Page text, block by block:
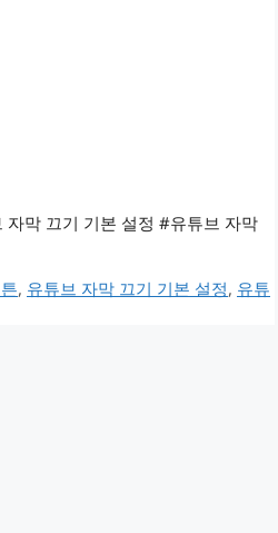
막 끄기 기본 설정 #유튜브 자막
, 유튜브 자막 끄기 기본 설정, 유튜